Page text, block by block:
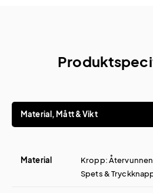
Material, Mått & Vikt
Material
Kropp:
Spets &